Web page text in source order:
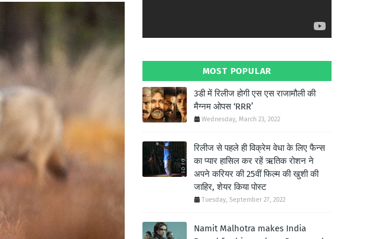
MOST POPULAR
3डी में रिलीज होगी एस एस राजामौली की
मैग्नम ओपस ‘RRR’
Wednesday, March 23, 2022
रिलीज से पहले ही विक्रेम वेधा के लिए फैन्स
का प्यार हासिल कर रहें ऋतिक रोशन ने
अपने करियर की 25वीं फिल्म की खुशी की
जाहिर, शेयर किया पोस्ट
Tuesday, September 27, 2022
Namit Malhotra makes India